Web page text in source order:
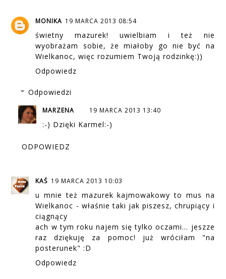
MONIKA 19 MARCA 2013 08:54
świetny mazurek! uwielbiam i też nie
wyobrażam sobie, że miałoby go nie być na
Wielkanoc, więc rozumiem Twoją rodzinkę:))
Odpowiedz
Odpowiedzi
MARZENA 19 MARCA 2013 13:40
:-) Dzięki Karmel:-)
ODPOWIEDZ
KAŚ 19 MARCA 2013 10:03
u mnie też mazurek kajmowakowy to mus na
Wielkanoc - właśnie taki jak piszesz, chrupiący i
ciągnący
ach w tym roku najem się tylko oczami... jeszze
raz dziękuję za pomoc! już wróciłam "na
posterunek" :D
Odpowiedz